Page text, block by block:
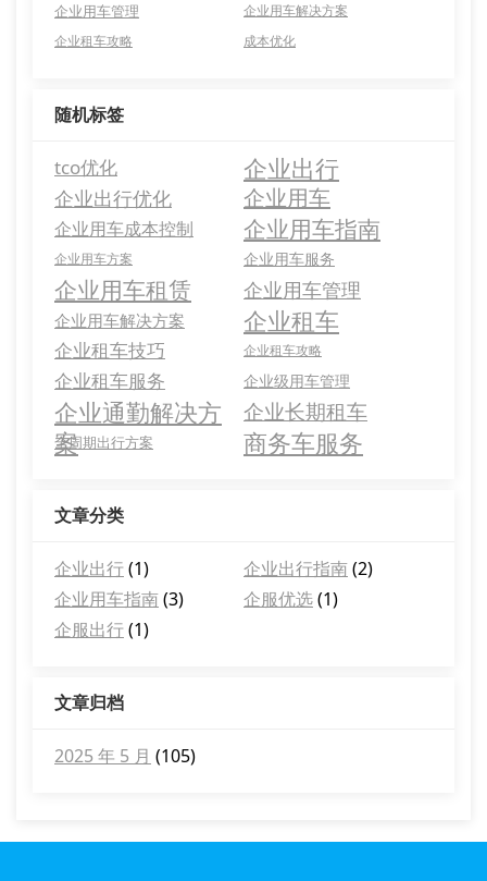
企业用车管理
企业用车解决方案
企业租车攻略
成本优化
随机标签
tco优化 企业出行
企业出行优化 企业用车
企业用车成本控制 企业用车指南
企业用车方案 企业用车服务
企业用车租赁 企业用车管理
企业用车解决方案 企业租车
企业租车技巧 企业租车攻略
企业租车服务 企业级用车管理
企业通勤解决方
案
企业长期租车
全周期出行方案 商务车服务
文章分类
企业出行(1) 企业出行指南(2)
企业用车指南(3) 企服优选(1)
企服出行(1)
文章归档
2025 年 5 月 (105)